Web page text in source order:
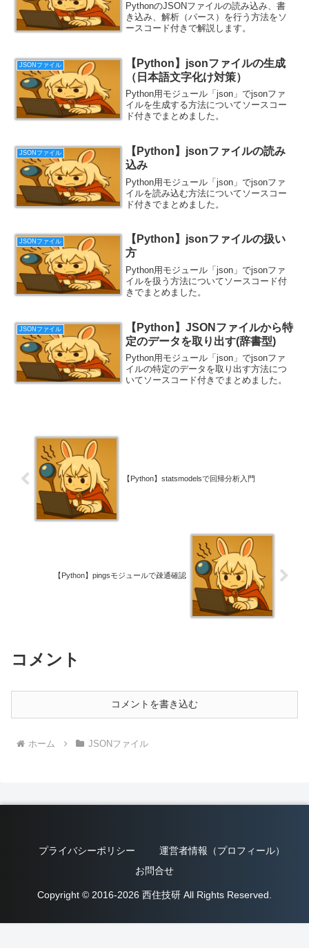
PythonのJSONファイルの読み込み、書
き込み、解析（パース）を行う方法をソ
ースコード付きで解説します。
JSONファイル
【Python】jsonファイルの生成
（日本語文字化け対策）
Python用モジュール「json」でjsonファ
イルを生成する方法についてソースコー
ド付きでまとめました。
JSONファイル
【Python】jsonファイルの読み
込み
Python用モジュール「json」でjsonファ
イルを読み込む方法についてソースコー
ド付きでまとめました。
JSONファイル
【Python】jsonファイルの扱い
方
Python用モジュール「json」でjsonファ
イルを扱う方法についてソースコード付
きでまとめました。
JSONファイル
【Python】JSONファイルから特
定のデータを取り出す(辞書型)
Python用モジュール「json」でjsonファ
イルの特定のデータを取り出す方法につ
いてソースコード付きでまとめました。
【Python】statsmodelsで回帰分析入門
【Python】pingsモジュールで疎通確認
コメント
コメントを書き込む
ホーム JSONファイル
プライバシーポリシー
運営者情報（プロフィール）
お問合せ
Copyright © 2016-2026 西住技研 All Rights Reserved.